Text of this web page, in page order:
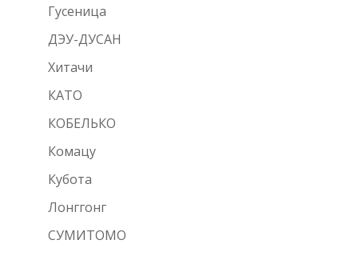
Гусеница
ДЭУ-ДУСАН
Хитачи
КАТО
КОБЕЛЬКО
Комацу
Кубота
Лонггонг
СУМИТОМО